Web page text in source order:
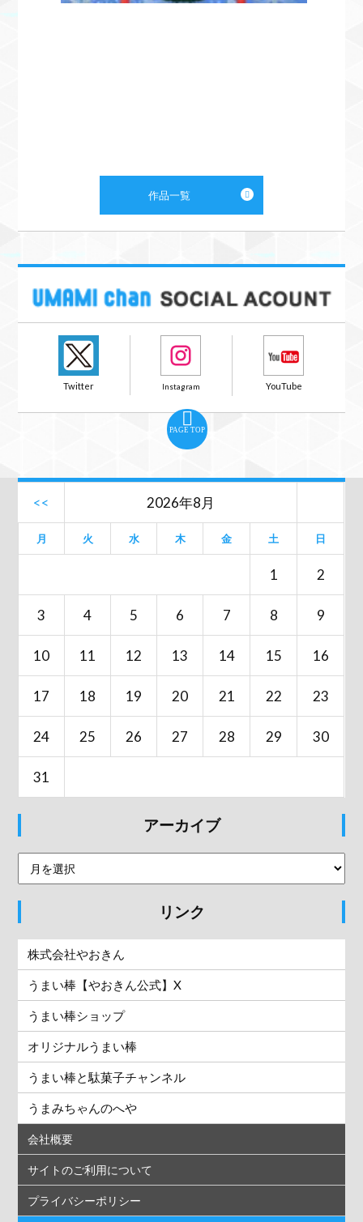
作品一覧
PAGE TOP
<< 2026年8月
月 火 水 木 金 土 日
1 2
3 4 5 6 7 8 9
10 11 12 13 14 15 16
17 18 19 20 21 22 23
24 25 26 27 28 29 30
31
アーカイブ
リンク
株式会社やおきん
うまい棒【やおきん公式】X
うまい棒ショップ
オリジナルうまい棒
うまい棒と駄菓子チャンネル
うまみちゃんのへや
会社概要
サイトのご利用について
プライバシーポリシー